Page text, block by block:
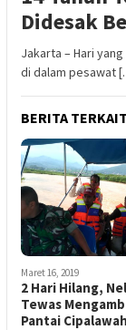
Didesak
Jakarta – Hari
di dalam pesawat
BERITA TERKAIT
Maret 16, 2019
2 Hari Hilang,
Tewas
Pantai